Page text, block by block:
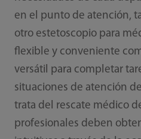
en el punto de atención,
otro estetoscopio para
flexible y conveniente
versátil para completar
situaciones de atención
trata del rescate médico
profesionales deben